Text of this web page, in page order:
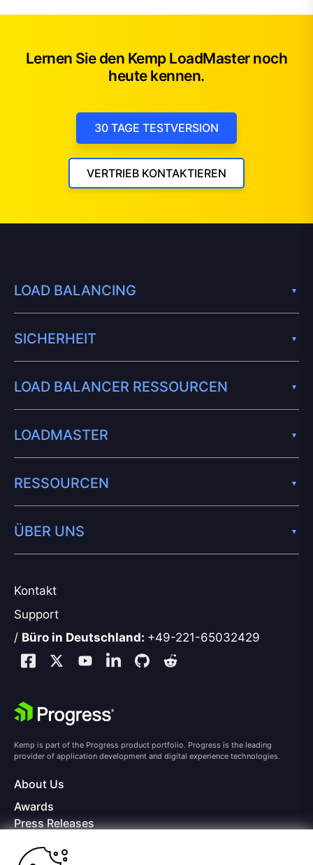
Lernen Sie den Kemp LoadMaster noch
heute kennen.
30 TAGE TESTVERSION
VERTRIEB KONTAKTIEREN
Kontakt
Support
/ Büro in Deutschland: +49-221-65032429
LOAD BALANCING
SICHERHEIT
LOAD BALANCER RESSOURCEN
LOADMASTER
RESSOURCEN
ÜBER UNS
Kemp is part of the Progress product portfolio. Progress is the leading
provider of application development and digital experience technologies.
About Us
Awards
Press Releases
Careers